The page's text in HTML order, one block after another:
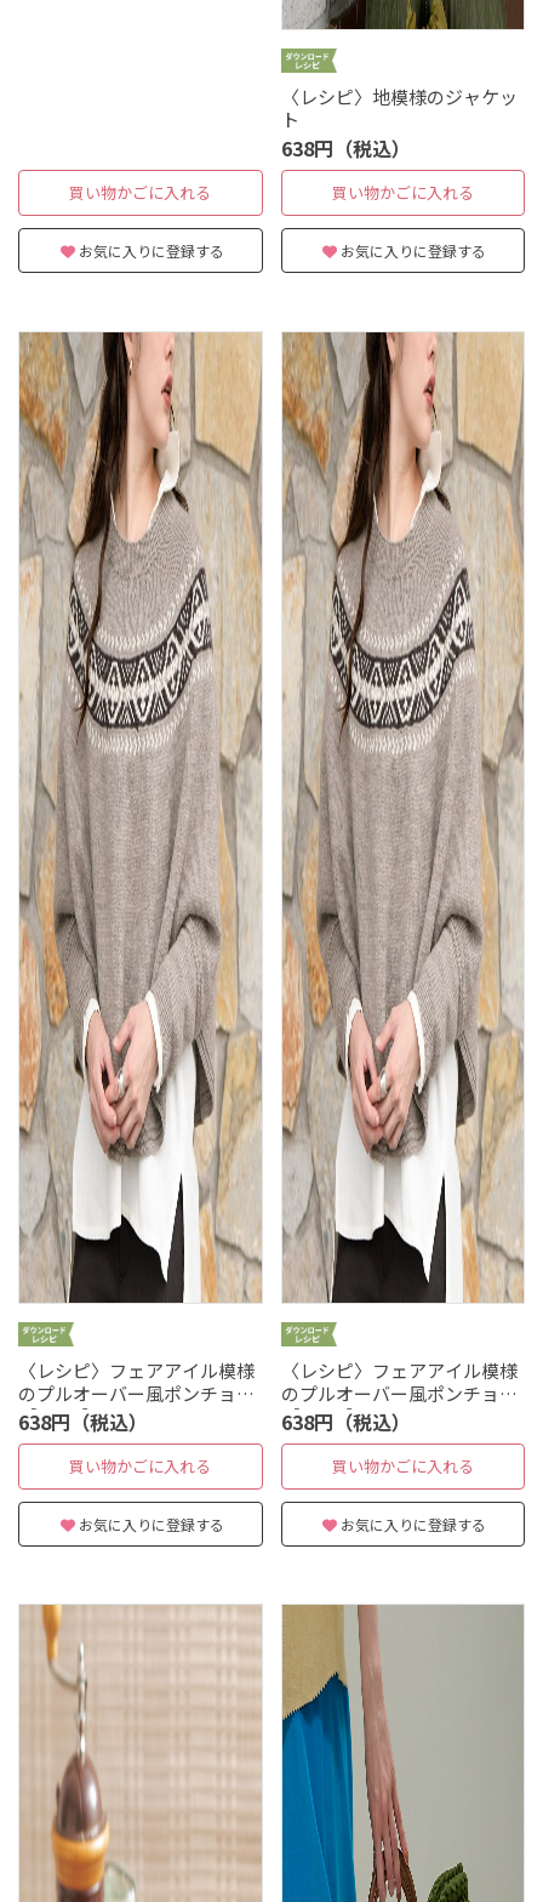
買い物かごに入れる
お気に入りに登録する
〈レシピ〉地模様のジャケッ
ト
638円（税込）
買い物かごに入れる
お気に入りに登録する
〈レシピ〉フェアアイル模様
のプルオーバー風ポンチョ
［S・M］
638円（税込）
買い物かごに入れる
お気に入りに登録する
〈レシピ〉フェアアイル模様
のプルオーバー風ポンチョ
［L・LL］
638円（税込）
買い物かごに入れる
お気に入りに登録する